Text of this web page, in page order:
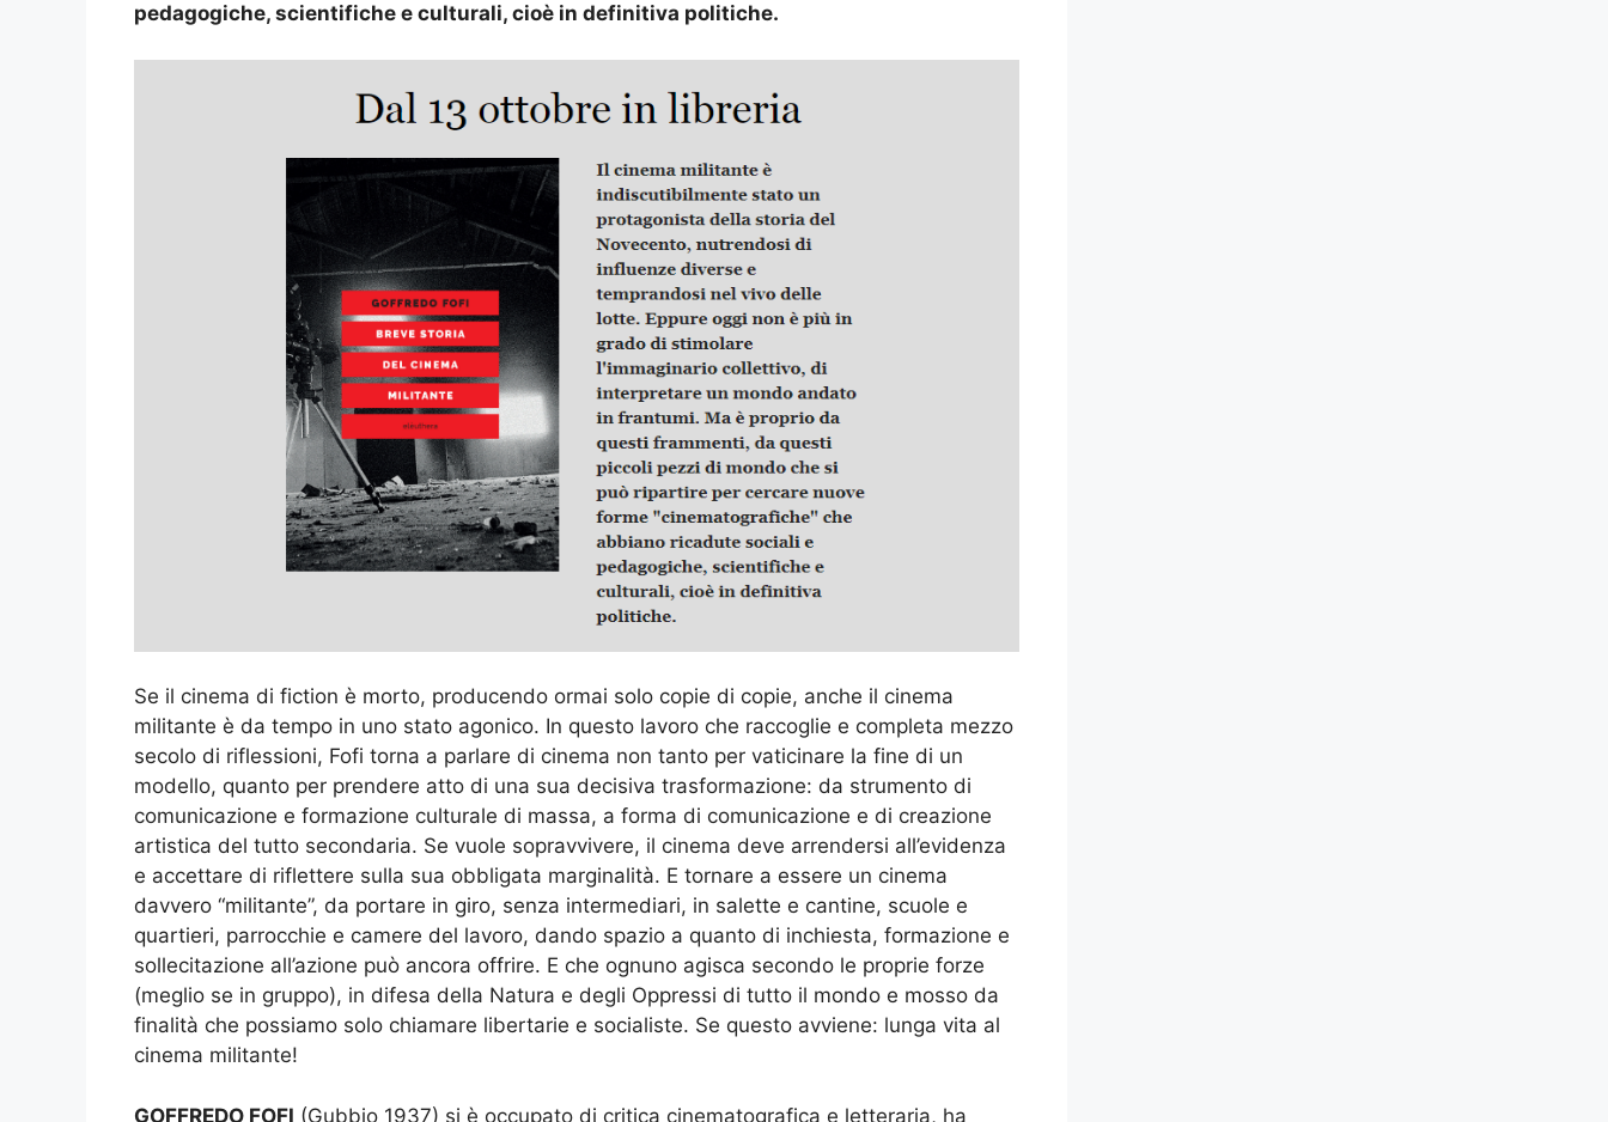
pedagogiche, scientifiche e culturali, cioè in definitiva politiche.
Se il cinema di fiction è morto, producendo ormai solo copie di copie, anche il cinema
militante è da tempo in uno stato agonico. In questo lavoro che raccoglie e completa mezzo
secolo di riflessioni, Fofi torna a parlare di cinema non tanto per vaticinare la fine di un
modello, quanto per prendere atto di una sua decisiva trasformazione: da strumento di
comunicazione e formazione culturale di massa, a forma di comunicazione e di creazione
artistica del tutto secondaria. Se vuole sopravvivere, il cinema deve arrendersi all’evidenza
e accettare di riflettere sulla sua obbligata marginalità. E tornare a essere un cinema
davvero “militante”, da portare in giro, senza intermediari, in salette e cantine, scuole e
quartieri, parrocchie e camere del lavoro, dando spazio a quanto di inchiesta, formazione e
sollecitazione all’azione può ancora offrire. E che ognuno agisca secondo le proprie forze
(meglio se in gruppo), in difesa della Natura e degli Oppressi di tutto il mondo e mosso da
finalità che possiamo solo chiamare libertarie e socialiste. Se questo avviene: lunga vita al
cinema militante!
GOFFREDO FOFI (Gubbio 1937) si è occupato di critica cinematografica e letteraria, ha